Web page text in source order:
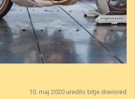
10. maj 2020 uredilo bitje drevored